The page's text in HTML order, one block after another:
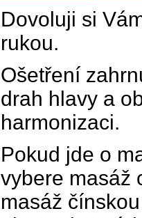
Dovoluji si
rukou.
Ošetření
drah hlavy a
harmonizaci.
Pokud jde o
vybere masáž
masáž